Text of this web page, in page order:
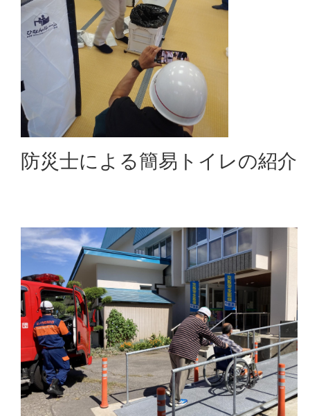
防災士による簡易トイレの紹介